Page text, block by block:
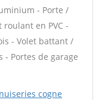
- Porte /
roulant en PVC -
- Volet battant /
- Portes de garage
cogne